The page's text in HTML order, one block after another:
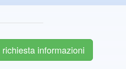
richiesta informazioni